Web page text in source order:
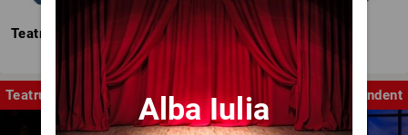
Teatrul Mic - Stagiunea 2025-2026
Teatru Independent
Alba Iulia